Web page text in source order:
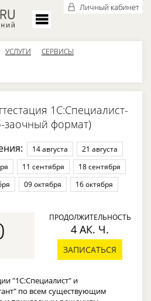
Личный кабинет
УСЛУГИ СЕРВИСЫ
1С:Специалист-
заочный формат)
14 августа
21 августа
11 сентября
18 сентября
09 октября
16 октября
ПРОДОЛЖИТЕЛЬНОСТЬ
4 АК. Ч.
ЗАПИСАТЬСЯ
"1С:Специалист" и
по всем существующим